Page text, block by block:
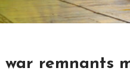
war remnants